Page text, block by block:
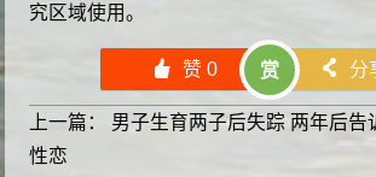
究区域使用。
󰄼 赞 0 赏 󰄯 分
上一篇： 男子生育两子后失踪 两年后告
性恋